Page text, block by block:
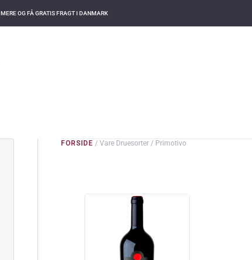
MERE OG FÅ GRATIS FRAGT I DANMARK
FORSIDE / Vare Druesorter / Primotivo